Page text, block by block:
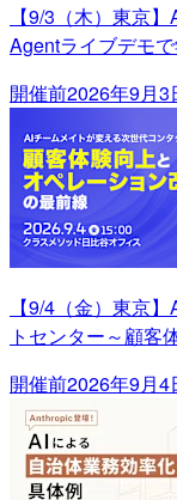
【9/3（木）東京
Agentライブデモ
開催前2026年9月3
【9/4（金）東京
トセンター～顧客
開催前2026年9月4